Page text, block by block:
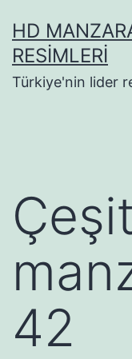
geçHD
RESIMLERI
Türkiye'nin lider
42